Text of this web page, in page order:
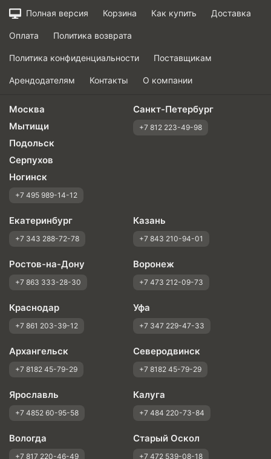
Полная версия Корзина Как купить Доставка
Оплата Политика возврата
Политика конфиденциальности Поставщикам
Арендодателям Контакты О компании
Москва
Мытищи
Подольск
Серпухов
Ногинск
+7 495 989-14-12
Санкт-Петербург
+7 812 223-49-98
Екатеринбург
+7 343 288-72-78
Казань
+7 843 210-94-01
Ростов-на-Дону
+7 863 333-28-30
Воронеж
+7 473 212-09-73
Краснодар
+7 861 203-39-12
Уфа
+7 347 229-47-33
Архангельск
+7 8182 45-79-29
Северодвинск
+7 8182 45-79-29
Ярославль
+7 4852 60-95-58
Калуга
+7 484 220-73-84
Вологда
+7 817 220-46-49
Старый Оскол
+7 472 539-08-18